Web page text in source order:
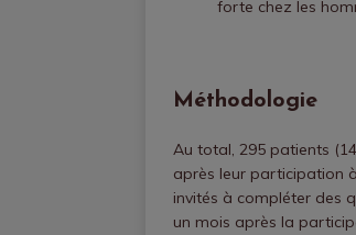
forte chez les
Méthodologie
Au total, 295 patients
après leur participation
invités à compléter des
un mois après la